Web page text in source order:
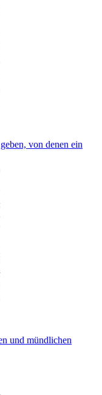
von denen ein
und mündlichen